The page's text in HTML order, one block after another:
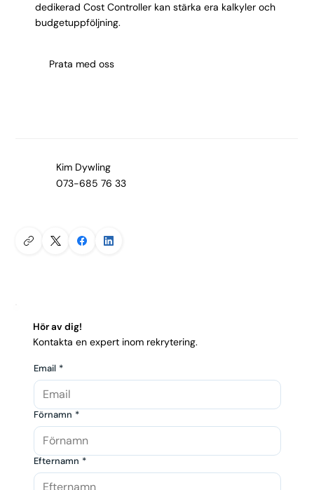
dedikerad Cost Controller kan stärka era kalkyler och
budgetuppföljning.
Prata med oss
Kim Dywling
073-685 76 33
Hör av dig!
Kontakta en expert inom rekrytering.
Email *
Förnamn *
Efternamn *